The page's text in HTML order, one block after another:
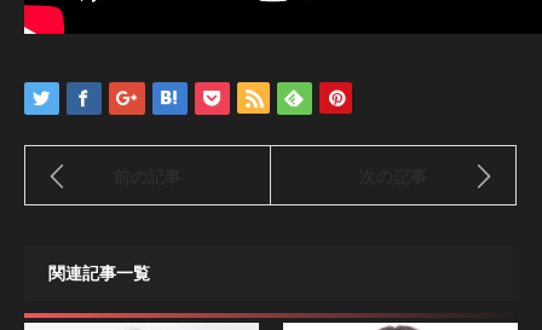
関連記事一覧